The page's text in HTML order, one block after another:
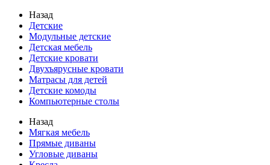
Назад
Детские
Модульные детские
Детская мебель
Детские кровати
Двухъярусные кровати
Матрасы для детей
Детские комоды
Компьютерные столы
Назад
Мягкая мебель
Прямые диваны
Угловые диваны